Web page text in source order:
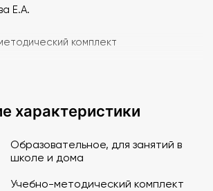
Е.А.
комплект
16
характеристики
Образовательное, для занятий в
школе и дома
Учебно-методический комплект